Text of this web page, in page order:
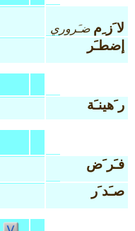
لا َز ِم ضـَروري
إضطـَر
ر َهينـَة
فـَر َض
صـَد َر